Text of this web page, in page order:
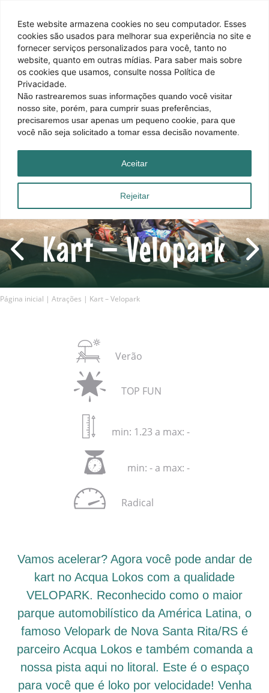
Este website armazena cookies no seu computador. Esses
cookies são usados ​​para melhorar sua experiência no site e
fornecer serviços personalizados para você, tanto no
website, quanto em outras mídias. Para saber mais sobre
os cookies que usamos, consulte nossa Política de
Privacidade.
Não rastrearemos suas informações quando você visitar
nosso site, porém, para cumprir suas preferências,
precisaremos usar apenas um pequeno cookie, para que
você não seja solicitado a tomar essa decisão novamente.
Rejeitar
Aceitar
Kart – Velopark
Página inicial | Atrações | Kart – Velopark
Verão
TOP FUN
min: 1.23 a max: -
min: - a max: -
Radical
Vamos acelerar? Agora você pode andar de
kart no Acqua Lokos com a qualidade
VELOPARK. Reconhecido como o maior
parque automobilístico da América Latina, o
famoso Velopark de Nova Santa Rita/RS é
parceiro Acqua Lokos e também comanda a
nossa pista aqui no litoral. Este é o espaço
para você que é loko por velocidade! Venha